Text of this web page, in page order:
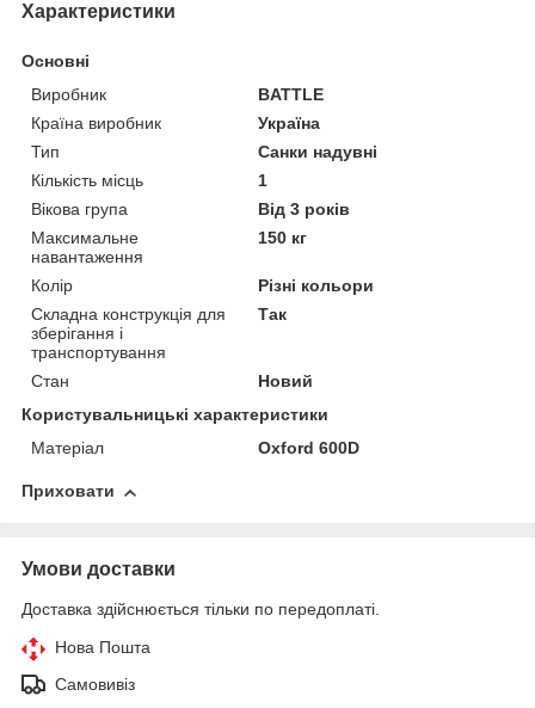
Характеристики
Основні
Виробник
BATTLE
Країна виробник
Україна
Тип
Санки надувні
Кількість місць
1
Вікова група
Від 3 років
Максимальне
навантаження
150 кг
Колір
Різні кольори
Складна конструкція для
зберігання і
транспортування
Так
Стан
Новий
Користувальницькі характеристики
Матеріал
Oxford 600D
Приховати
Умови доставки
Доставка здійснюється тільки по передоплаті.
Нова Пошта
Самовивіз